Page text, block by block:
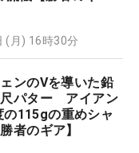
(月) 16時30分
ンのVを導いた鉛
パター アイアン
115gの重めシャ
者のギア】